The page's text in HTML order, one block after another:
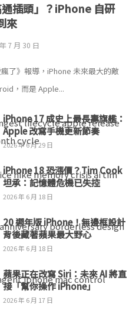
插頭」？iPhone 自研
來
7 月 30 日
瘋了》報導，iPhone 未來最大的敵
，而是 Apple...
iPhone 17 成史上最長壽旗艦：
Apple 改寫手機更新節奏
2026 年 6 月 29 日
iPhone 18 恐漲價？Tim Cook
坦承：記憶體危機已失控
2026 年 6 月 18 日
20 週年版 iPhone！無邊框設計
背後藏著蘋果最大野心
2026 年 6 月 18 日
蘋果正在改寫 Siri：未來 AI 將直
接「幫你操作 iPhone」
2026 年 6 月 17 日